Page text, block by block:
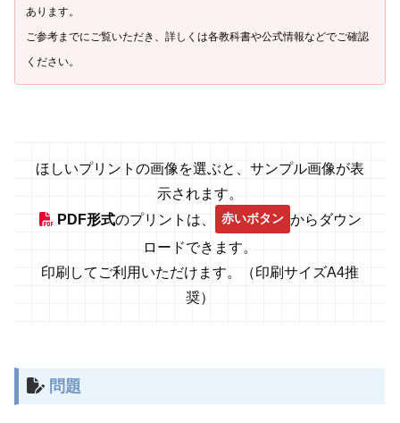
あります。
ご参考までにご覧いただき、詳しくは各教科書や公式情報などでご確認
ください。
ほしいプリントの画像を選ぶと、サンプル画像が表
示されます。
PDF形式のプリントは、 赤いボタン からダウン
ロードできます。
印刷してご利用いただけます。（印刷サイズA4推
奨）
問題